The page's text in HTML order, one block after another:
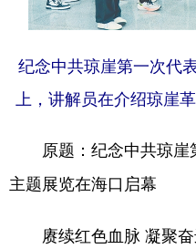
纪念中共琼崖第一次代
上，讲解员在介绍琼崖
原题：纪念中共琼崖
主题展览在海口启幕
赓续红色血脉 凝聚奋